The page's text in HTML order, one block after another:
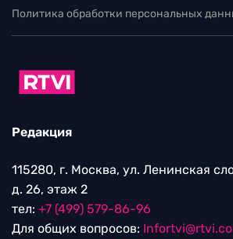
Политика обработки персональных
Редакция
115280, г. Москва, ул. Ленинская
д. 26, этаж 2
тел: +7 (499) 579-86-96
Для общих вопросов: